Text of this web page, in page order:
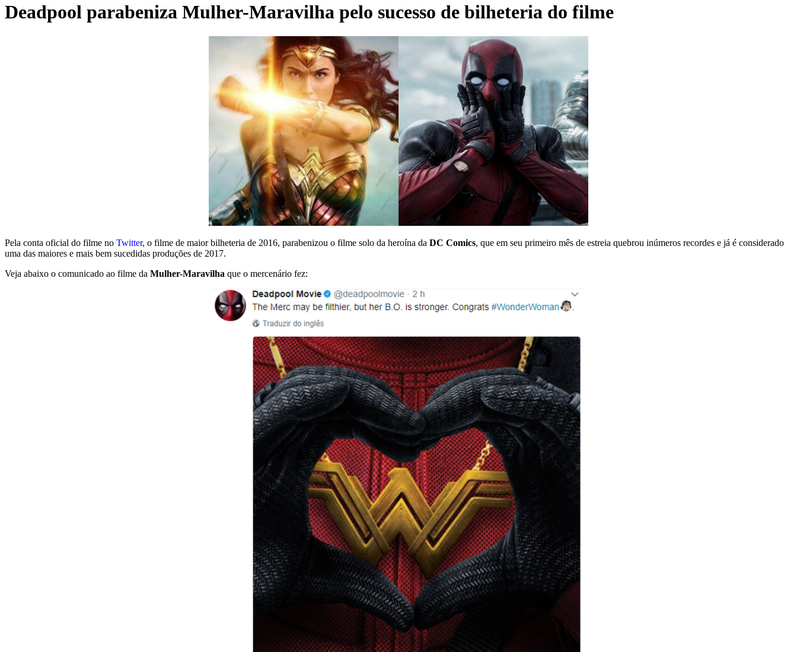
Deadpool parabeniza Mulher-Maravilha pelo sucesso de bilheteria do filme
Pela conta oficial do filme no Twitter, o filme de maior bilheteria de 2016, parabenizou o filme solo da heroína da DC Comics, que em seu primeiro mês de estreia quebrou inúmeros recordes e já é considerado
uma das maiores e mais bem sucedidas produções de 2017.
Veja abaixo o comunicado ao filme da Mulher-Maravilha que o mercenário fez: